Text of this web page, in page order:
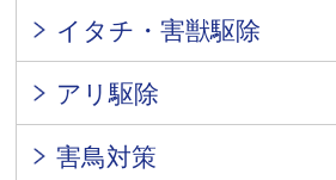
イタチ・害獣駆除
アリ駆除
害鳥対策